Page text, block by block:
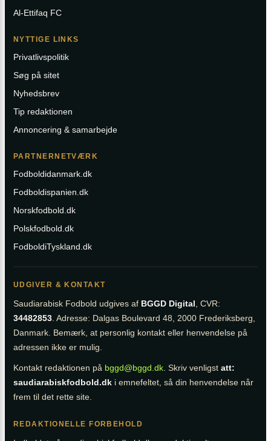
Al-Ettifaq FC
NYTTIGE LINKS
Privatlivspolitik
Søg på sitet
Nyhedsbrev
Tip redaktionen
Annoncering & samarbejde
PARTNERNETVÆRK
Fodboldidanmark.dk
Fodboldispanien.dk
Norskfodbold.dk
Polskfodbold.dk
FodboldiTyskland.dk
UDGIVER & KONTAKT
Saudiarabisk Fodbold udgives af BGGD Digital , CVR:
34482853 . Adresse: Dalgas Boulevard 48, 2000 Frederiksberg,
Danmark. Bemærk, at personlig kontakt eller henvendelse på
adressen ikke er mulig.
Kontakt redaktionen på bggd@bggd.dk . Skriv venligst att:
saudiarabiskfodbold.dk i emnefeltet, så din henvendelse når
frem til det rette site.
REDAKTIONELLE FORBEHOLD